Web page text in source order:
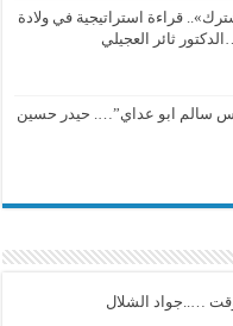
قراءة استراتيجية في ولادة
ثائر العجيلي
بس سالم ابو عداي”…. حيدر حسين
…..جواد الشلال